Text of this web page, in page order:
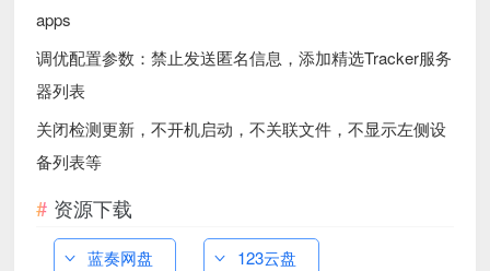
apps
调优配置参数：禁止发送匿名信息，添加精选Tracker服务
器列表
关闭检测更新，不开机启动，不关联文件，不显示左侧设
备列表等
资源下载
蓝奏网盘
123云盘